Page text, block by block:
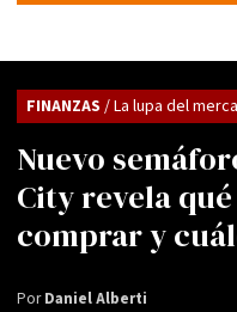
Nuevo
City revela
comprar y
FINANZAS / La lupa del
PorDaniel Alberti